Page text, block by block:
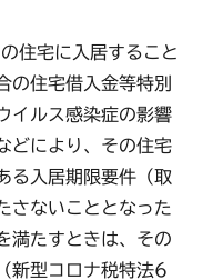
住宅に入居すること
の住宅借入金等特別
イルス感染症の影響
どにより、その住宅
る入居期限要件（取
さないこととなった
たすときは、その
新型コロナ税特法6